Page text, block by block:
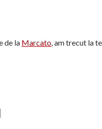
de la Marcato, am trecut la
de la Marcato